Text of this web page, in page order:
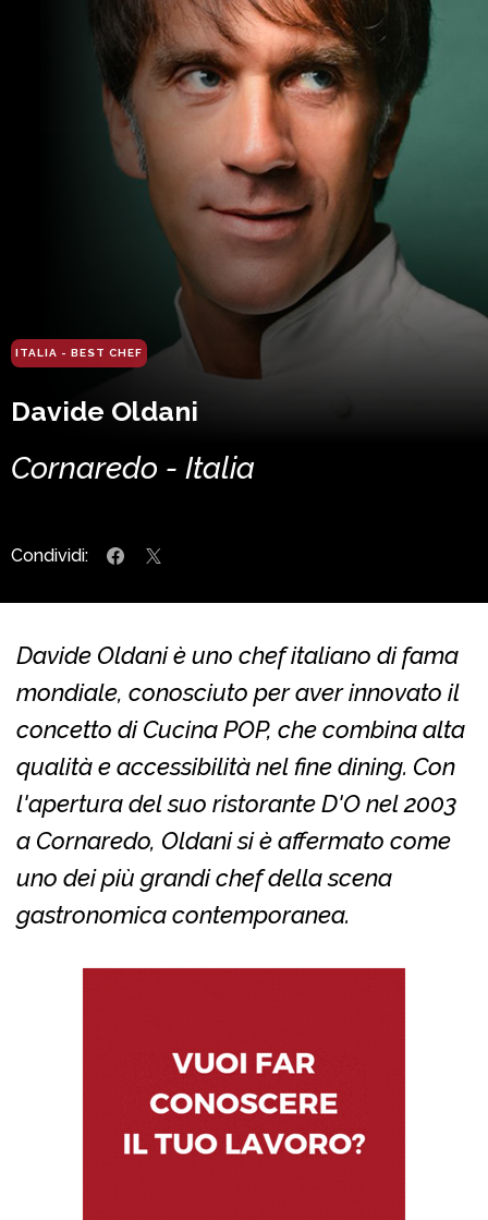
ITALIA - BEST CHEF
Davide Oldani
Cornaredo - Italia
Condividi:
Davide Oldani è uno chef italiano di fama
mondiale, conosciuto per aver innovato il
concetto di Cucina POP, che combina alta
qualità e accessibilità nel fine dining. Con
l'apertura del suo ristorante D'O nel 2003
a Cornaredo, Oldani si è affermato come
uno dei più grandi chef della scena
gastronomica contemporanea.